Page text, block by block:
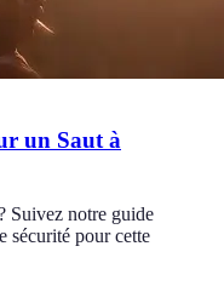
un Saut à
Suivez notre guide
sécurité pour cette